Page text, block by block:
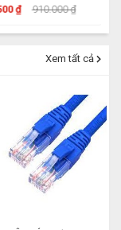
₫
910.000 ₫
Xem tất cả